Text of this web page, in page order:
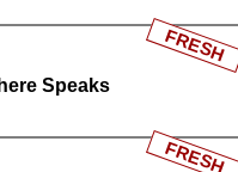
Speaks
FRESH
FRESH